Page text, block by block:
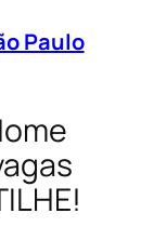
Paulo